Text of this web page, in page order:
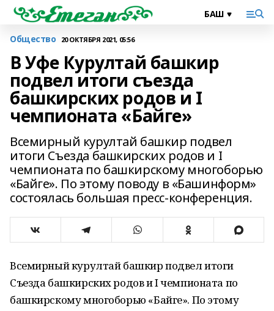
Общество 20 ОКТЯБРЯ 2021, 05:56
В Уфе Курултай башкир
подвел итоги съезда
башкирских родов и I
чемпионата «Байге»
Всемирный курултай башкир подвел
итоги Съезда башкирских родов и I
чемпионата по башкирскому многоборью
«Байге». По этому поводу в «Башинформ»
состоялась большая пресс-конференция.
Всемирный курултай башкир подвел итоги
Съезда башкирских родов и I чемпионата по
башкирскому многоборью «Байге». По этому